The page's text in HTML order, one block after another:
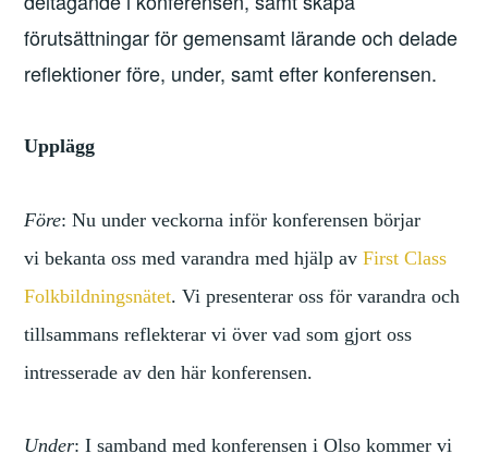
förutsättningar för gemensamt lärande och delade
reflektioner före, under, samt efter konferensen.
Upplägg
Före: Nu under veckorna inför konferensen börjar
vi bekanta oss med varandra med hjälp avFirst Class
Folkbildningsnätet. Vi presenterar oss för varandra och
tillsammans reflekterar vi över vad som gjort oss
intresserade av den här konferensen.
Under: I samband med konferensen i Olso kommer vi